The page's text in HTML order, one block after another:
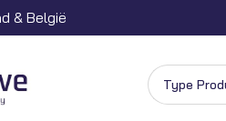
& België